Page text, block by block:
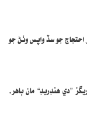
ملڪ گير احتجاج جو سڏ واپس وٺڻ جو
”دي هنڊريڊ“ مان ٻاهر،